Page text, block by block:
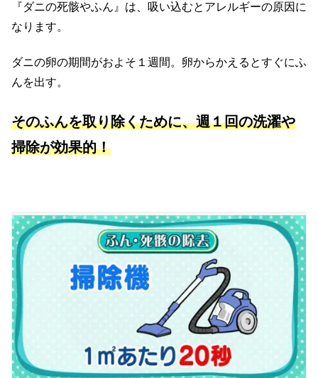
『ダニの死骸やふん』は、吸い込むとアレルギーの原因に
なります。
ダニの卵の期間がおよそ１週間。卵からかえるとすぐにふ
んを出す。
そのふんを取り除くために、週１回の洗濯や
掃除が効果的！